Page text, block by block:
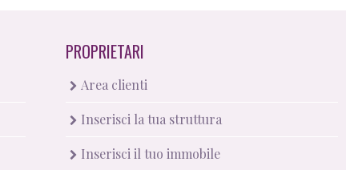
PROPRIETARI
Area clienti
Inserisci la tua struttura
Inserisci il tuo immobile